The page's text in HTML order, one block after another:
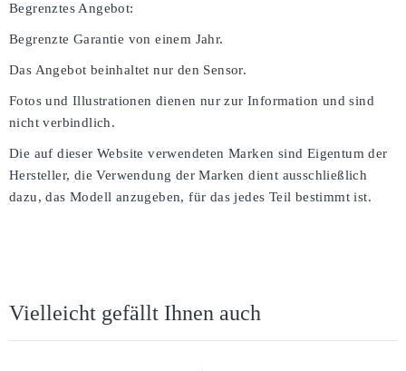
Begrenztes Angebot:
Begrenzte Garantie von einem Jahr.
Das Angebot beinhaltet nur den Sensor.
Fotos und Illustrationen dienen nur zur Information und sind
nicht verbindlich.
Die auf dieser Website verwendeten Marken sind Eigentum der
Hersteller, die Verwendung der Marken dient ausschließlich
dazu, das Modell anzugeben, für das jedes Teil bestimmt ist.
Vielleicht gefällt Ihnen auch